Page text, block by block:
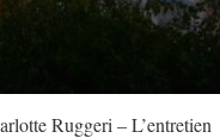
Ruggeri – L’entretien